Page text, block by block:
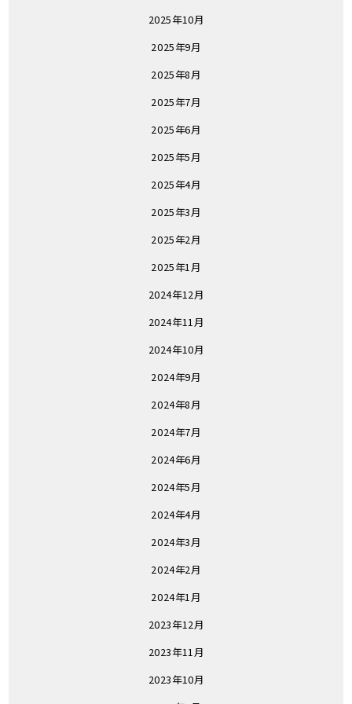
2025年10月
2025年9月
2025年8月
2025年7月
2025年6月
2025年5月
2025年4月
2025年3月
2025年2月
2025年1月
2024年12月
2024年11月
2024年10月
2024年9月
2024年8月
2024年7月
2024年6月
2024年5月
2024年4月
2024年3月
2024年2月
2024年1月
2023年12月
2023年11月
2023年10月